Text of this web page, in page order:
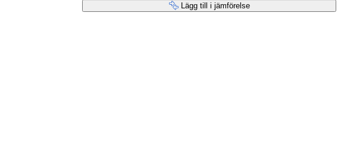
Lägg till i jämförelse